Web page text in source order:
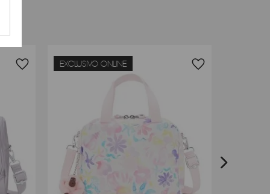
EXCLUSIVO ONLINE